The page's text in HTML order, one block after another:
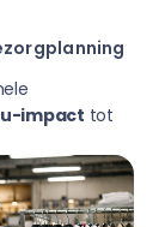
impact tot